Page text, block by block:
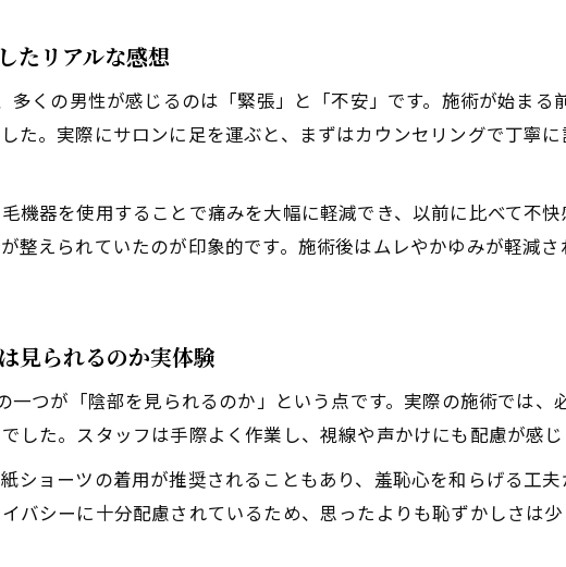
プライバシーが守られるメンズ脱毛の工夫
陰部を見られる際のリアルな体験と対策
初めてのメンズ脱毛で気を付けたいVIO施
VIO脱毛で何回通えばツルツルになるかの
メンズ脱毛で体験した痛みや不安の実際
施術中の見られる範囲と服装の疑問を体験か
メンズ脱毛の施術で見られる範囲の実際
VIO脱毛中の服装と紙パンツの有無を体験
施術体勢やスタッフの対応で不安を軽減
たリアルな感想
多くの男性が感じるのは「緊張」と「不安」です。施術が始ま
た。実際にサロンに足を運ぶと、まずはカウンセリングで丁寧
機器を使用することで痛みを大幅に軽減でき、以前に比べて不
整えられていたのが印象的です。施術後はムレやかゆみが軽減
見られるのか実体験
一つが「陰部を見られるのか」という点です。実際の施術では
した。スタッフは手際よく作業し、視線や声かけにも配慮が感じ
ショーツの着用が推奨されることもあり、羞恥心を和らげる工
バシーに十分配慮されているため、思ったよりも恥ずかしさは少